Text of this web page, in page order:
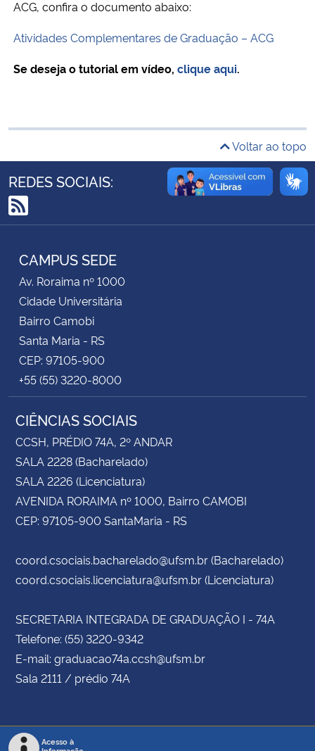
Ministério do Turismo
Ministério do Desenvolvimento Regional
Controladoria-Geral da União
Secretaria de Governo
Gabinete de Segurança Institucional
Advocacia-Geral da União
Banco Central do Brasil
Planalto
ACG, confira o documento abaixo:
Atividades Complementares de Graduação – ACG
Se deseja o tutorial em vídeo, clique aqui.
Voltar ao topo
REDES SOCIAIS:
RSS
CAMPUS SEDE
Av. Roraima nº 1000
Cidade Universitária
Bairro Camobi
Santa Maria - RS
CEP: 97105-900
+55 (55) 3220-8000
CIÊNCIAS SOCIAIS
CCSH, PRÉDIO 74A, 2º ANDAR
SALA 2228 (Bacharelado)
SALA 2226 (Licenciatura)
AVENIDA RORAIMA nº 1000, Bairro CAMOBI
CEP: 97105-900 SantaMaria - RS
coord.csociais.bacharelado@ufsm.br (Bacharelado)
coord.csociais.licenciatura@ufsm.br (Licenciatura)
SECRETARIA INTEGRADA DE GRADUAÇÃO I - 74A
Telefone: (55) 3220-9342
E-mail: graduacao74a.ccsh@ufsm.br
Sala 2111 / prédio 74A
Acesso à